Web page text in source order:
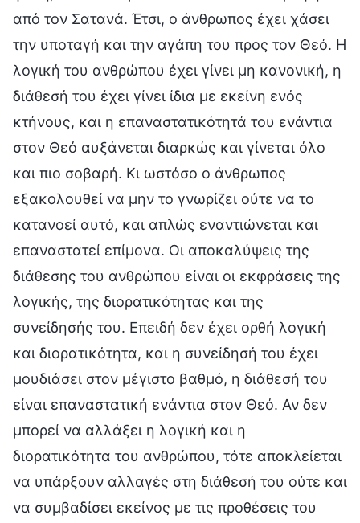
από τον Σατανά. Έτσι, ο άνθρωπος έχει χάσει
την υποταγή και την αγάπη του προς τον Θεό. Η
λογική του ανθρώπου έχει γίνει μη κανονική, η
διάθεσή του έχει γίνει ίδια με εκείνη ενός
κτήνους, και η επαναστατικότητά του ενάντια
στον Θεό αυξάνεται διαρκώς και γίνεται όλο
και πιο σοβαρή. Κι ωστόσο ο άνθρωπος
εξακολουθεί να μην το γνωρίζει ούτε να το
κατανοεί αυτό, και απλώς εναντιώνεται και
επαναστατεί επίμονα. Οι αποκαλύψεις της
διάθεσης του ανθρώπου είναι οι εκφράσεις της
λογικής, της διορατικότητας και της
συνείδησής του. Επειδή δεν έχει ορθή λογική
και διορατικότητα, και η συνείδησή του έχει
μουδιάσει στον μέγιστο βαθμό, η διάθεσή του
είναι επαναστατική ενάντια στον Θεό. Αν δεν
μπορεί να αλλάξει η λογική και η
διορατικότητα του ανθρώπου, τότε αποκλείεται
να υπάρξουν αλλαγές στη διάθεσή του ούτε και
να συμβαδίσει εκείνος με τις προθέσεις του